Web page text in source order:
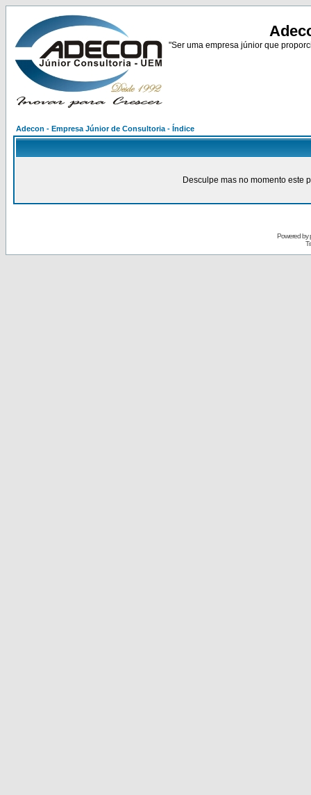
"Ser uma empresa júnior que
Adecon - Empresa Júnior de Consultoria - Índice
Desculpe mas no momento este
Powered by